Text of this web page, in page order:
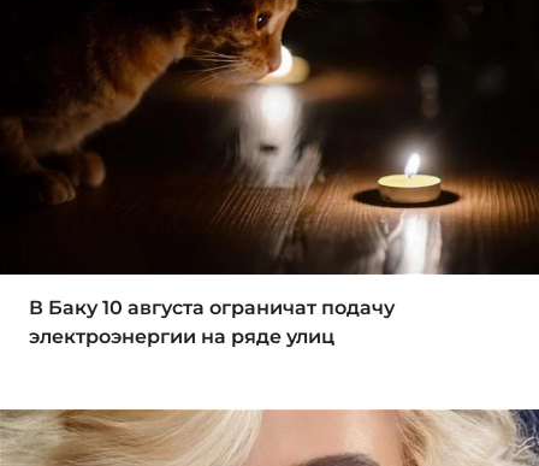
В Баку 10 августа ограничат подачу
электроэнергии на ряде улиц